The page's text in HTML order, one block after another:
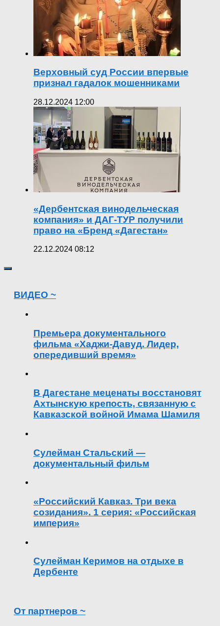
Верховный суд России впервые
признал гадалок мошенниками
28.12.2024 12:00
«Дербентская винодельческая
компания» и ДАГ-ТУР получили
право на «Бренд «Дагестан»
22.12.2024 08:12
ВИДЕО ~
Премьера документального
фильма «Хаджи-Давуд. Лидер,
опередивший время»
В Дагестане меценаты восстановят
Ахтынскую крепость, связанную с
Кавказской войной Имама Шамиля
Сулейман Стальский —
документальный фильм
«Российский Кавказ. Три века
созидания». 1 серия: «Российская
империя»
Сулейман Керимов на отдыхе в
Дербенте
От партнеров ~